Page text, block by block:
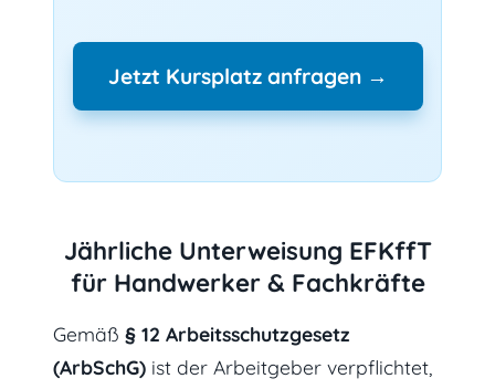
Jetzt Kursplatz anfragen →
Jährliche Unterweisung EFKffT
für Handwerker & Fachkräfte
Gemäß § 12 Arbeitsschutzgesetz
(ArbSchG) ist der Arbeitgeber verpflichtet,